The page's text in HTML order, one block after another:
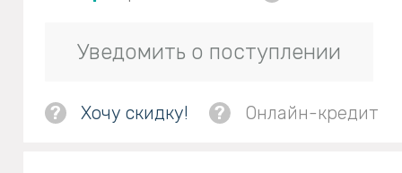
Уведомить о поступлении
? Хочу скидку! ? Онлайн-кредит